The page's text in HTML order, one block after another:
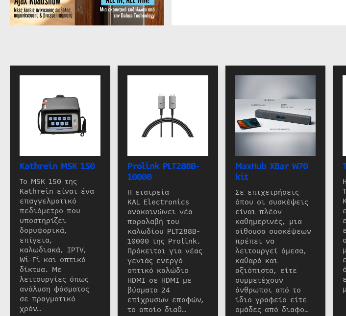
Kathrein MSK 150
Το MSK 150 της
Kathrein είναι ένα
επαγγελματικό
πεδιόμετρο που
υποστηρίζει
δορυφορικά,
επίγεια,
καλωδιακά, IPTV,
Wi-Fi και οπτικά
δίκτυα. Με
λειτουργίες όπως
ανάλυση φάσματος
σε πραγματικό
χρόν…
Prolink PLT288B-
10000
Η εταιρεία
KAL Electronics
ανακοινώνει νέα
παραλαβή του
καλωδίου PLT288B-
10000 της Prolink.
Πρόκειται για νέας
γενιάς ενεργό
οπτικό καλώδιο
HDMI σε HDMI με
βύσματα 24
επίχρυσων επαφών,
το οποίο διαθ…
MaxHub XBar W70
kit
Σε επιχειρήσεις
όπου οι συσκέψεις
είναι πλέον
καθημερινές, μια
αίθουσα συσκέψεων
πρέπει να
λειτουργεί άμεσα,
καθαρά και
αξιόπιστα, είτε
συμμετέχουν
άνθρωποι από το
ίδιο γραφείο είτε
ομάδες από διαφο…